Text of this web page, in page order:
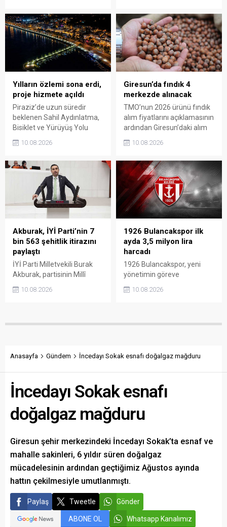
47. Gönüllü Giresun
Alaylarının Millî Mücadele’de
üstlendiği kritik rol ve
Giresun’un bağımsızlık
uğruna ödediği ağır bedel bir
kez daha gündeme taşındı.
horon eşliğinde toplanarak
harmana döküldü.
Yılların özlemi sona erdi,
proje hizmete açıldı
Piraziz’de uzun süredir
beklenen Sahil Aydınlatma,
Bisiklet ve Yürüyüş Yolu
Projesi törenle hizmete
açıldı. Yoğun katılımla
şeridine yeni bir kimlik
kazandıran projenin ilçenin
sosyal yaşamına önemli
katkı sağlaması bekleniyor.
10.08.2026
Giresun’da fındık 4
merkezde alınacak
TMO’nun 2026 ürünü fındık
alım fiyatlarını açıklamasının
ardından Giresun’daki alım
merkezleri de belli oldu.
Üreticiler, 17 Ağustos’ta
üzerinden gün alarak 24
Ağustos’tan itibaren
ürünlerini teslim edebilecek.
10.08.2026
Akburak, İYİ Parti’nin 7
bin 563 şehitlik itirazını
paylaştı
İYİ Parti Milletvekili Burak
Akburak, partisinin Millî
Dayanışma ve Toplumsal
Bütünleşmenin
hazırladığı muhalefet
şehit edilen 7 bin 563 kişinin
belirtildi.
10.08.2026
1926 Bulancakspor ilk
ayda 3,5 milyon lira
harcadı
1926 Bulancakspor, yeni
yönetimin göreve
gelmesinin ardından
yürütülen çalışmaların bir
Başkanı Fatih Alparslan, her
açıklanacağını belirterek
10.08.2026
Anasayfa Gündem İncedayı Sokak esnafı doğalgaz mağduru
İncedayı Sokak esnafı
doğalgaz mağduru
Giresun şehir merkezindeki İncedayı Sokak’ta esnaf ve
mahalle sakinleri, 6 yıldır süren doğalgaz
mücadelesinin ardından geçtiğimiz Ağustos ayında
hattın çekilmesiyle umutlanmıştı.
Paylaş Tweetle Gönder
ABONE OL Whatsapp Kanalımız